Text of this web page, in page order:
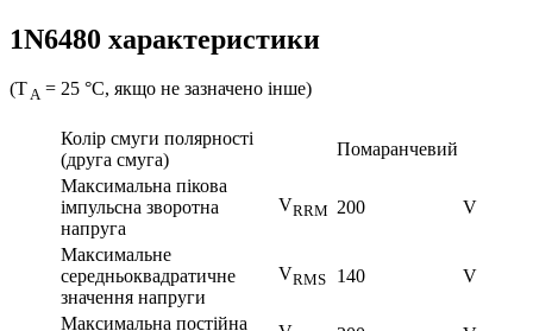
1N6480 характеристики
(TA = 25 °C, якщо не зазначено інше)
Колір смуги полярності
(друга смуга)
Помаранчевий
Максимальна пікова
імпульсна зворотна
напруга
VRRM 200 V
Максимальне
середньоквадратичне
значення напруги
VRMS 140 V
Максимальна постійна